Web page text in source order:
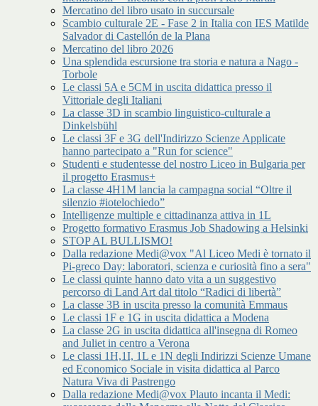
Mercatino del libro usato in succursale
Scambio culturale 2E - Fase 2 in Italia con IES Matilde
Salvador di Castellón de la Plana
Mercatino del libro 2026
Una splendida escursione tra storia e natura a Nago -
Torbole
Le classi 5A e 5CM in uscita didattica presso il
Vittoriale degli Italiani
La classe 3D in scambio linguistico-culturale a
Dinkelsbühl
Le classi 3F e 3G dell'Indirizzo Scienze Applicate
hanno partecipato a "Run for science"
Studenti e studentesse del nostro Liceo in Bulgaria per
il progetto Erasmus+
La classe 4H1M lancia la campagna social “Oltre il
silenzio #iotelochiedo”
Intelligenze multiple e cittadinanza attiva in 1L
Progetto formativo Erasmus Job Shadowing a Helsinki
STOP AL BULLISMO!
Dalla redazione Medi@vox "Al Liceo Medi è tornato il
Pi-greco Day: laboratori, scienza e curiosità fino a sera"
Le classi quinte hanno dato vita a un suggestivo
percorso di Land Art dal titolo “Radici di libertà”
La classe 3B in uscita presso la comunità Emmaus
Le classi 1F e 1G in uscita didattica a Modena
La classe 2G in uscita didattica all'insegna di Romeo
and Juliet in centro a Verona
Le classi 1H,1I, 1L e 1N degli Indirizzi Scienze Umane
ed Economico Sociale in visita didattica al Parco
Natura Viva di Pastrengo
Dalla redazione Medi@vox Plauto incanta il Medi: